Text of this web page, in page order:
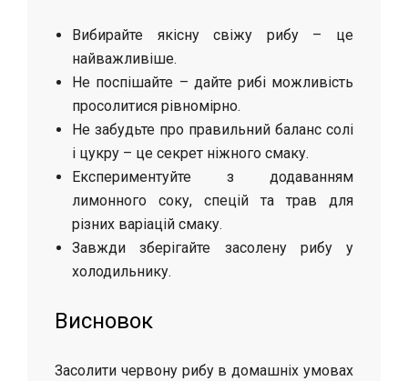
Вибирайте якісну свіжу рибу – це
найважливіше.
Не поспішайте – дайте рибі можливість
просолитися рівномірно.
Не забудьте про правильний баланс солі
і цукру – це секрет ніжного смаку.
Експериментуйте з додаванням
лимонного соку, спецій та трав для
різних варіацій смаку.
Завжди зберігайте засолену рибу у
холодильнику.
Висновок
Засолити червону рибу в домашніх умовах